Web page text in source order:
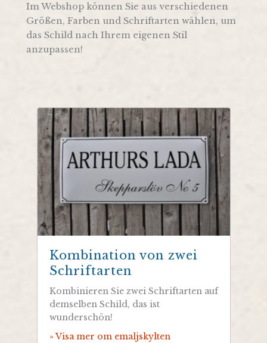
Im Webshop können Sie aus verschiedenen
Größen, Farben und Schriftarten wählen, um
das Schild nach Ihrem eigenen Stil
anzupassen!
Kombination von zwei
Schriftarten
Kombinieren Sie zwei Schriftarten auf
demselben Schild, das ist
wunderschön!
» Visa mer om emaljskylten